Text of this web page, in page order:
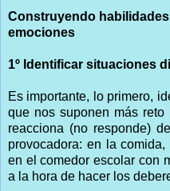
Construyendo
emociones
1º Identificar situaciones
Es importante, lo primero,
que nos suponen más
reacciona (no responde)
provocadora: en la
en el comedor escolar con
a la hora de hacer los